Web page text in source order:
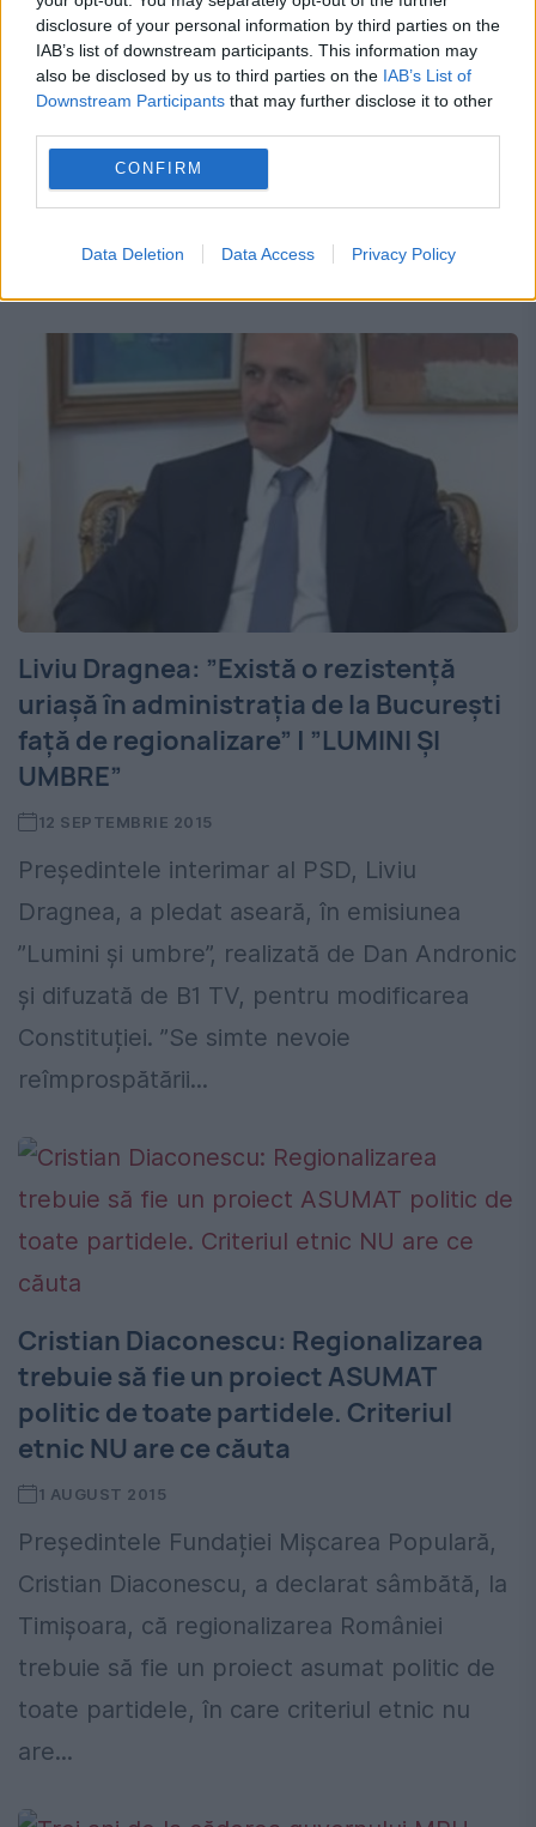
disclosure of your personal information by third parties on the
IAB’s list of downstream participants. This information may
also be disclosed by us to third parties on the IAB’s List of
Downstream Participants that may further disclose it to other
CONFIRM
Data Deletion Data Access Privacy Policy
Guvernul reanimează REGIONALIZAREA
4 IULIE 2016
Premierul Dacian Cioloş a anunţat că
Guvernul vrea să relanseze dezbaterea
privind regionalizarea. "Nu o să decidem noi
Liviu Dragnea: ”Există o rezistență
uriașă în administrația de la București
față de regionalizare” | ”LUMINI ȘI
UMBRE”
12 SEPTEMBRIE 2015
Președintele interimar al PSD, Liviu
Dragnea, a pledat aseară, în emisiunea
”Lumini și umbre”, realizată de Dan Andronic
și difuzată de B1 TV, pentru modificarea
Constituției. ”Se simte nevoie
reîmprospătării...
Cristian Diaconescu: Regionalizarea
trebuie să fie un proiect ASUMAT
politic de toate partidele. Criteriul
etnic NU are ce căuta
1 AUGUST 2015
Președintele Fundației Mișcarea Populară,
Cristian Diaconescu, a declarat sâmbătă, la
Timișoara, că regionalizarea României
trebuie să fie un proiect asumat politic de
toate partidele, în care criteriul etnic nu
are...